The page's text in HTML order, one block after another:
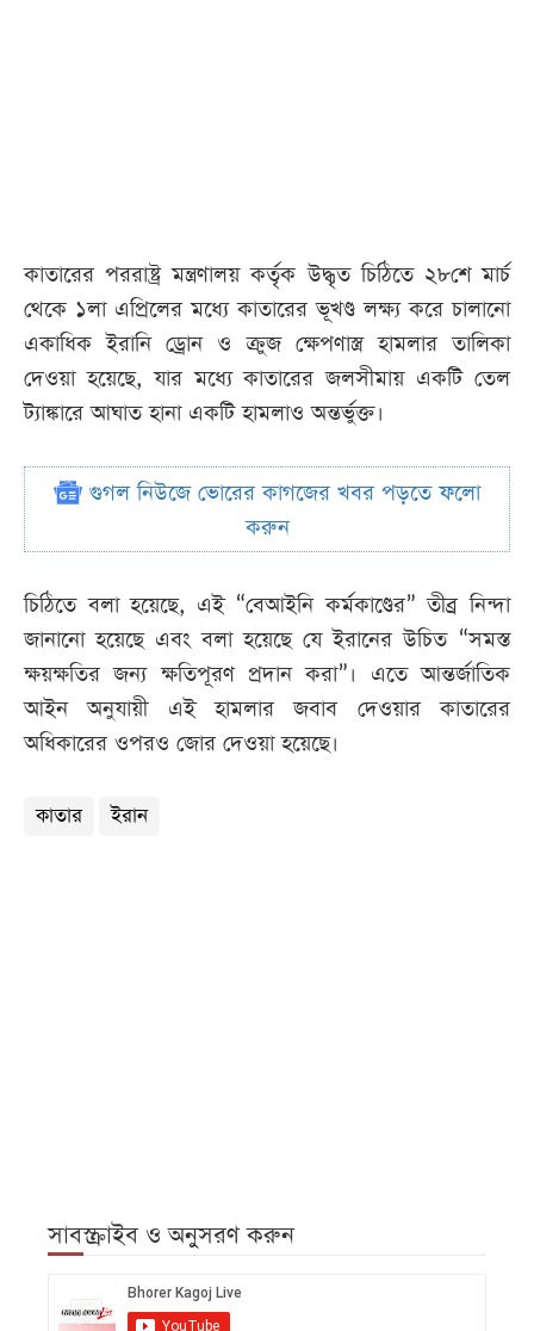
কাতারের পররাষ্ট্র মন্ত্রণালয় কর্তৃক উদ্ধৃত চিঠিতে ২৮শে মার্চ
থেকে ১লা এপ্রিলের মধ্যে কাতারের ভূখণ্ড লক্ষ্য করে চালানো
একাধিক ইরানি ড্রোন ও ক্রুজ ক্ষেপণাস্ত্র হামলার তালিকা
দেওয়া হয়েছে, যার মধ্যে কাতারের জলসীমায় একটি তেল
ট্যাঙ্কারে আঘাত হানা একটি হামলাও অন্তর্ভুক্ত।
গুগল নিউজে ভোরের কাগজের খবর পড়তে ফলো
করুন
চিঠিতে বলা হয়েছে, এই “বেআইনি কর্মকাণ্ডের” তীব্র নিন্দা
জানানো হয়েছে এবং বলা হয়েছে যে ইরানের উচিত “সমস্ত
ক্ষয়ক্ষতির জন্য ক্ষতিপূরণ প্রদান করা”। এতে আন্তর্জাতিক
আইন অনুযায়ী এই হামলার জবাব দেওয়ার কাতারের
অধিকারের ওপরও জোর দেওয়া হয়েছে।
কাতার ইরান
সাবস্ক্রাইব ও অনুসরণ করুন